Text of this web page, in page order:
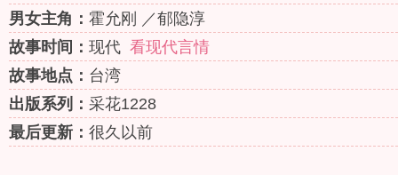
男女主角： 霍允刚 ／郁隐淳
故事时间： 现代 看现代言情
故事地点： 台湾
出版系列： 采花1228
最后更新： 很久以前